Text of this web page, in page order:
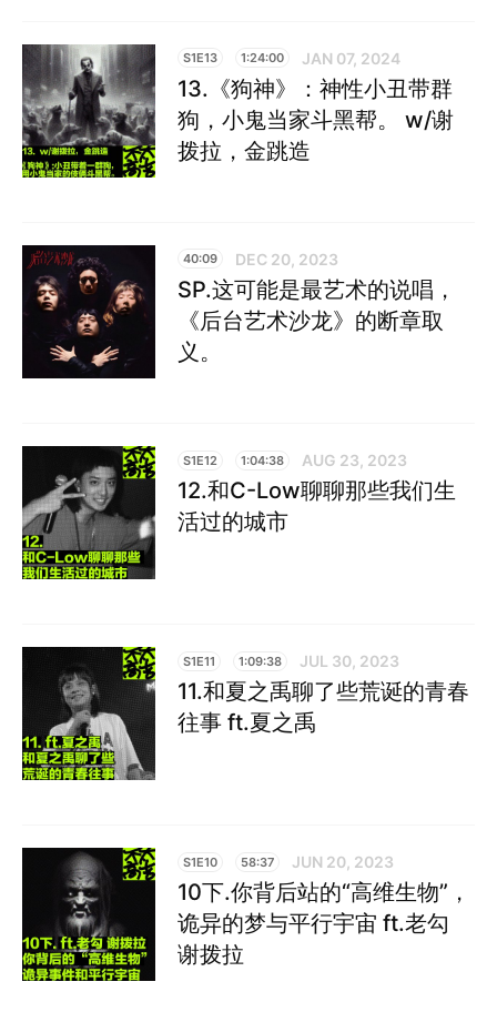
S1E13 1:24:00 JAN 07, 2024
13.《狗神》：神性小丑带群
狗，小鬼当家斗黑帮。 w/谢
拨拉，金跳造
40:09 DEC 20, 2023
SP.这可能是最艺术的说唱，
《后台艺术沙龙》的断章取
义。
S1E12 1:04:38 AUG 23, 2023
12.和C-Low聊聊那些我们生
活过的城市
S1E11 1:09:38 JUL 30, 2023
11.和夏之禹聊了些荒诞的青春
往事 ft.夏之禹
S1E10 58:37 JUN 20, 2023
10下.你背后站的“高维生物”，
诡异的梦与平行宇宙 ft.老勾
谢拨拉